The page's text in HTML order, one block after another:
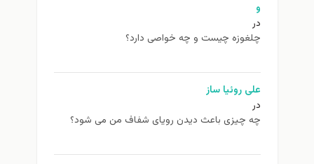
و
در
چلغوزه چیست و چه خواصی دارد؟
علی روئیا ساز
در
چه چیزی باعث دیدن رویای شفاف من می شود؟